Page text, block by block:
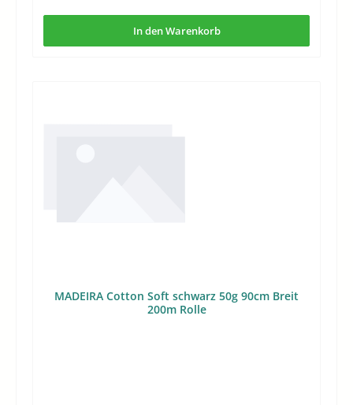
In den Warenkorb
MADEIRA Cotton Soft schwarz 50g 90cm Breit
200m Rolle